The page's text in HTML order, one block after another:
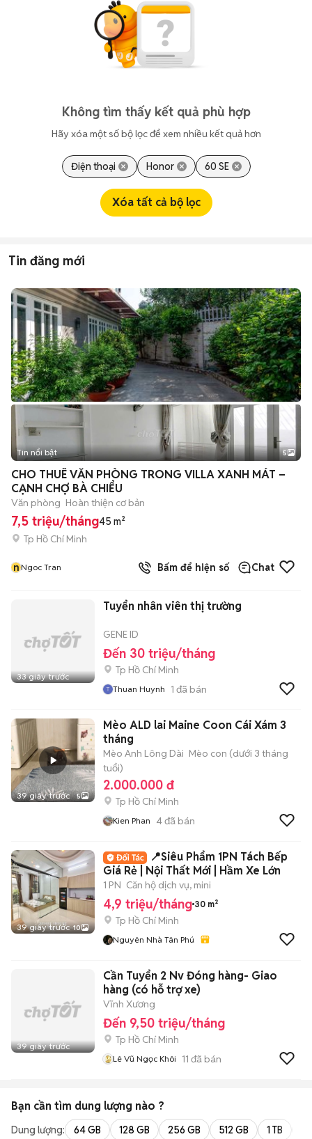
Không tìm thấy kết quả phù hợp
Hãy xóa một số bộ lọc để xem nhiều kết quả hơn
Điện thoại Honor 60 SE
Xóa tất cả bộ lọc
Tin đăng mới
Tin nổi bật 5
CHO THUÊ VĂN PHÒNG TRONG VILLA XANH MÁT –
CẠNH CHỢ BÀ CHIỂU
Văn phòng Hoàn thiện cơ bản
7,5 triệu/tháng45 m²
Tp Hồ Chí Minh
nNgoc Tran Bấm để hiện số Chat
33 giây trước
Tuyển nhân viên thị trường
GENE ID
Đến 30 triệu/tháng
Tp Hồ Chí Minh
Thuan Huynh 1 đã bán
39 giây trước 5
Mèo ALD lai Maine Coon Cái Xám 3
tháng
Mèo Anh Lông Dài Mèo con (dưới 3 tháng
tuổi)
2.000.000 đ
Tp Hồ Chí Minh
Kien Phan 4đã bán
39 giây trước 10
📍Siêu Phẩm 1PN Tách Bếp
Giá Rẻ | Nội Thất Mới | Hầm Xe Lớn
1 PN Căn hộ dịch vụ, mini
4,9 triệu/tháng 30 m²
Tp Hồ Chí Minh
Nguyên Nhà Tân Phú
39 giây trước
Cần Tuyển 2 Nv Đóng hàng- Giao
hàng (có hỗ trợ xe)
Vĩnh Xương
Đến 9,50 triệu/tháng
Tp Hồ Chí Minh
Lê Vũ Ngọc Khôi 11 đã bán
Bạn cần tìm dung lượng nào ?
Dung lượng: 64 GB 128 GB 256 GB 512 GB 1 TB